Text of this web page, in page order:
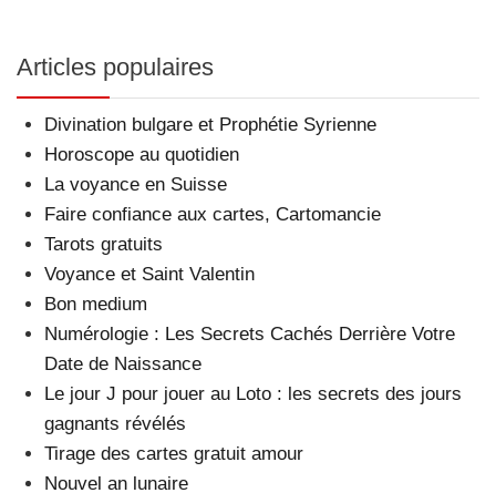
Articles populaires
Divination bulgare et Prophétie Syrienne
Horoscope au quotidien
La voyance en Suisse
Faire confiance aux cartes, Cartomancie
Tarots gratuits
Voyance et Saint Valentin
Bon medium
Numérologie : Les Secrets Cachés Derrière Votre
Date de Naissance
Le jour J pour jouer au Loto : les secrets des jours
gagnants révélés
Tirage des cartes gratuit amour
Nouvel an lunaire